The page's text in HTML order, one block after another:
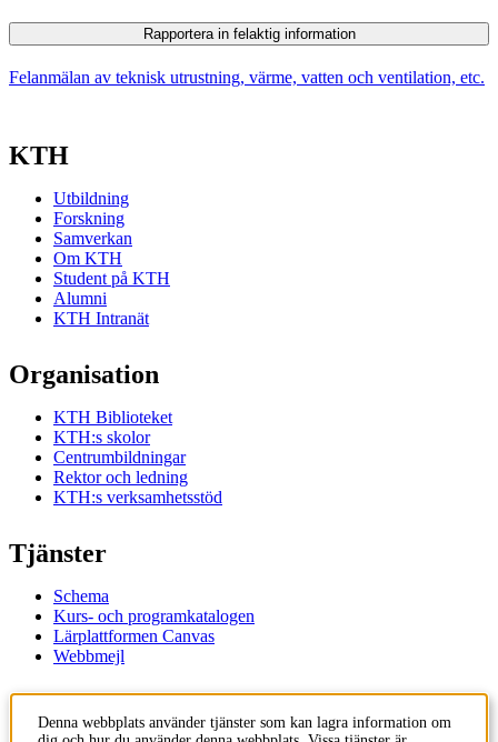
Rapportera in felaktig information
Felanmälan av teknisk utrustning, värme, vatten och ventilation, etc.
KTH
Utbildning
Forskning
Samverkan
Om KTH
Student på KTH
Alumni
KTH Intranät
Organisation
KTH Biblioteket
KTH:s skolor
Centrumbildningar
Rektor och ledning
KTH:s verksamhetsstöd
Tjänster
Schema
Kurs- och programkatalogen
Lärplattformen Canvas
Webbmejl
Kontakt
Denna webbplats använder tjänster som kan lagra information om